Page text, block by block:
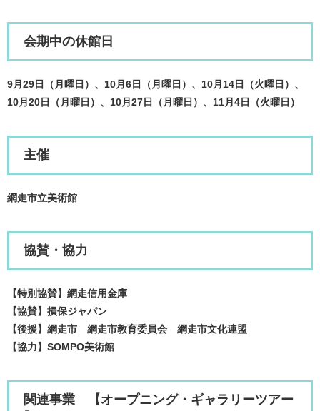
会期中の休館日
9月29日（月曜日）、10月6日（月曜日）、10月14日（火曜日）、
10月20日（月曜日）、10月27日（月曜日）、11月4日​（火曜日）
主催
網走市立美術館
協賛・協力
【特別協賛】網走信用金庫
【協賛】損保ジャパン
【後援】網走市 網走市教育委員会 網走市文化連盟
【協力】SOMPO美術館
関連事業 【オープニング・ギャラリーツアー​